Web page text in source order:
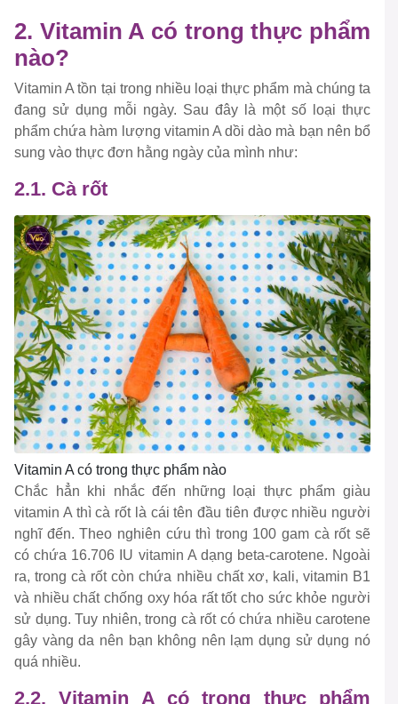
2. Vitamin A có trong thực phẩm
nào?
Vitamin A tồn tại trong nhiều loại thực phẩm mà chúng ta
đang sử dụng mỗi ngày. Sau đây là một số loại thực
phẩm chứa hàm lượng vitamin A dồi dào mà bạn nên bổ
sung vào thực đơn hằng ngày của mình như:
2.1. Cà rốt
Vitamin A có trong thực phẩm nào
Chắc hẳn khi nhắc đến những loại thực phẩm giàu
vitamin A thì cà rốt là cái tên đầu tiên được nhiều người
nghĩ đến. Theo nghiên cứu thì trong 100 gam cà rốt sẽ
có chứa 16.706 IU vitamin A dạng beta-carotene. Ngoài
ra, trong cà rốt còn chứa nhiều chất xơ, kali, vitamin B1
và nhiều chất chống oxy hóa rất tốt cho sức khỏe người
sử dụng. Tuy nhiên, trong cà rốt có chứa nhiều carotene
gây vàng da nên bạn không nên lạm dụng sử dụng nó
quá nhiều.
2.2. Vitamin A có trong thực phẩm